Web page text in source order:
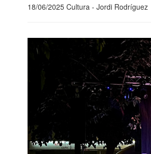
18/06/2025 Cultura - Jordi Rodríguez